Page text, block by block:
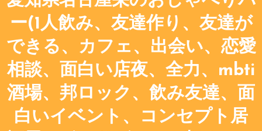
ー(1人飲み、友達作り、友達が
できる、カフェ、出会い、恋愛
相談、面白い店夜、全力、mbti
酒場、邦ロック、飲み友達、面
白いイベント、コンセプト居